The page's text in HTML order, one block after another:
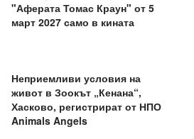
"Аферата Томас Краун" от 5
март 2027 само в кината
Неприемливи условия на
живот в Зоокът „Кенана“,
Хасково, регистрират от НПО
Animals Angels